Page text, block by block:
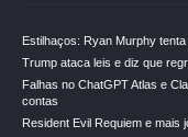
Estilhaços: Ryan Murphy
Trump ataca leis e diz que
Falhas no ChatGPT Atlas e
contas
Resident Evil Requiem e mais